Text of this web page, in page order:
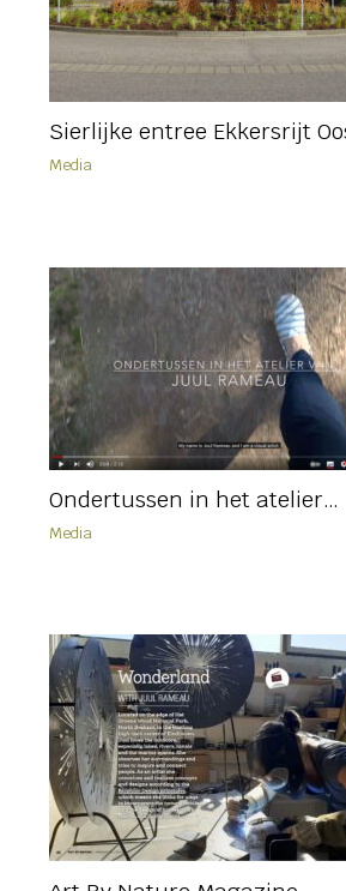
Sierlijke entree Ekkersrijt
Media
Ondertussen in het atelier…
Media